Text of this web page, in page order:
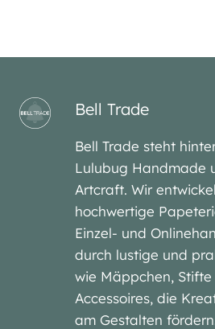
Bell Trade
Bell Trade steht
Lulubug Handmade
Artcraft. Wir
hochwertige
Einzel- und
durch lustige und
wie Mäppchen,
Accessoires, die
am Gestalten